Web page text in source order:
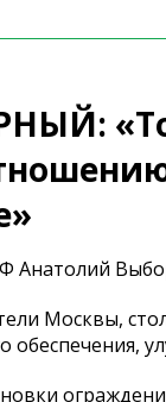
Анатолий
Москвы,
обеспечения,